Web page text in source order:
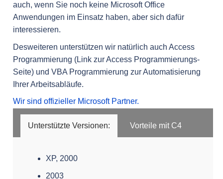
auch, wenn Sie noch keine Microsoft Office
Anwendungen im Einsatz haben, aber sich dafür
interessieren.
Desweiteren unterstützen wir natürlich auch Access
Programmierung (Link zur Access Programmierungs-
Seite) und VBA Programmierung zur Automatisierung
Ihrer Arbeitsabläufe.
Wir sind offizieller Microsoft Partner.
Unterstützte Versionen: Vorteile mit C4
XP, 2000
2003